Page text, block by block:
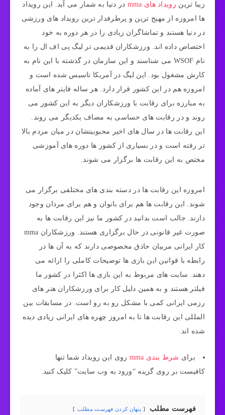
زیبا ترین رویداد های mma
در دنیا به شمار می آید. این رویداد
ها امروزه از مهیج ترین و پرطرفدار ترین رویداد های ورزشی
در دنیا هستند و تماشاگران زیادی را در هر دوره به خود
اختصاص داده اند. ورزشکاران قدیمی تر لیگ پی اف ال را به
نام WSOF می شناسند و این سازمان در گذشته با این نام به
کارش مشغول بود. این لیگ در آمریکا تاسیس شده است و
امروزه هم در این کشور قرار دارد. هر ساله فایتر های آماده
به مبارزه برای رقابت با ورزشکاران دیگر به این کشور می
روند و در رقابت های حساسی به مصاف یکدیگر می روند.
این رقابت ها در سال های اخیر محبوبیتشان در میان مردم بالا
تر رفته است و در بسیاری از کشور ها دوره های آموزشی
مختص به این رقابت ها برگزار می شوند.
امروزه این رقابت ها در دسته بندی های مختلفی برگزار می
شوند. این رقابت ها هم برای بانوان و هم برای مردان وجود
دارند. جالب است بدانید در کشور ما نیز این رقابت ها به
صورت غیر قانونی در حال برگزاری هستند. ورزشکاران mma
کار ایرانی مربیان حاذق مخصوصی دارند که به آن ها در
رابطه با قوانین این بازی ها توضیحات کاملی را ارائه می
دهند. سایت های مربوط به این بازی ها اکثرا در کشور ما
فیلتر هستند و به همین دلیل کار برای ورزشکاران هنر های
رزمی ایرانی کمی با مشکل رو به رو است. در مسابقات بین
المللی این رقابت ها تا به امروز چهره های ایرانی زیادی دیده
شده اند.
برای شرط بندی mma
روی این رویداد شما تنها
کافیست بر روی گزینه “ورود به وب سایت” کلیک کنید.
فهرست مطلب پنهان کردن فهرست مطلب